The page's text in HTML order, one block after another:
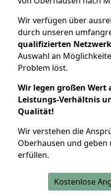
Wir verfügen über
durch unseren
qualifizierten Netzwerk
Auswahl an
Problem löst.
Wir legen großen Wert
Leistungs-Verhältnis
Qualität!
Wir verstehen die
Oberhausen und geben
erfüllen.
Kostenlose